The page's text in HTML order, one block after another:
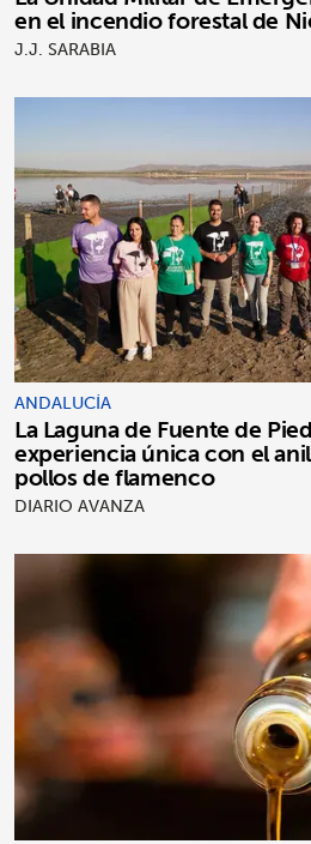
en el incendio forestal de
J.J. SARABIA
ANDALUCÍA
La Laguna de Fuente de
experiencia única con el
pollos de flamenco
DIARIO AVANZA